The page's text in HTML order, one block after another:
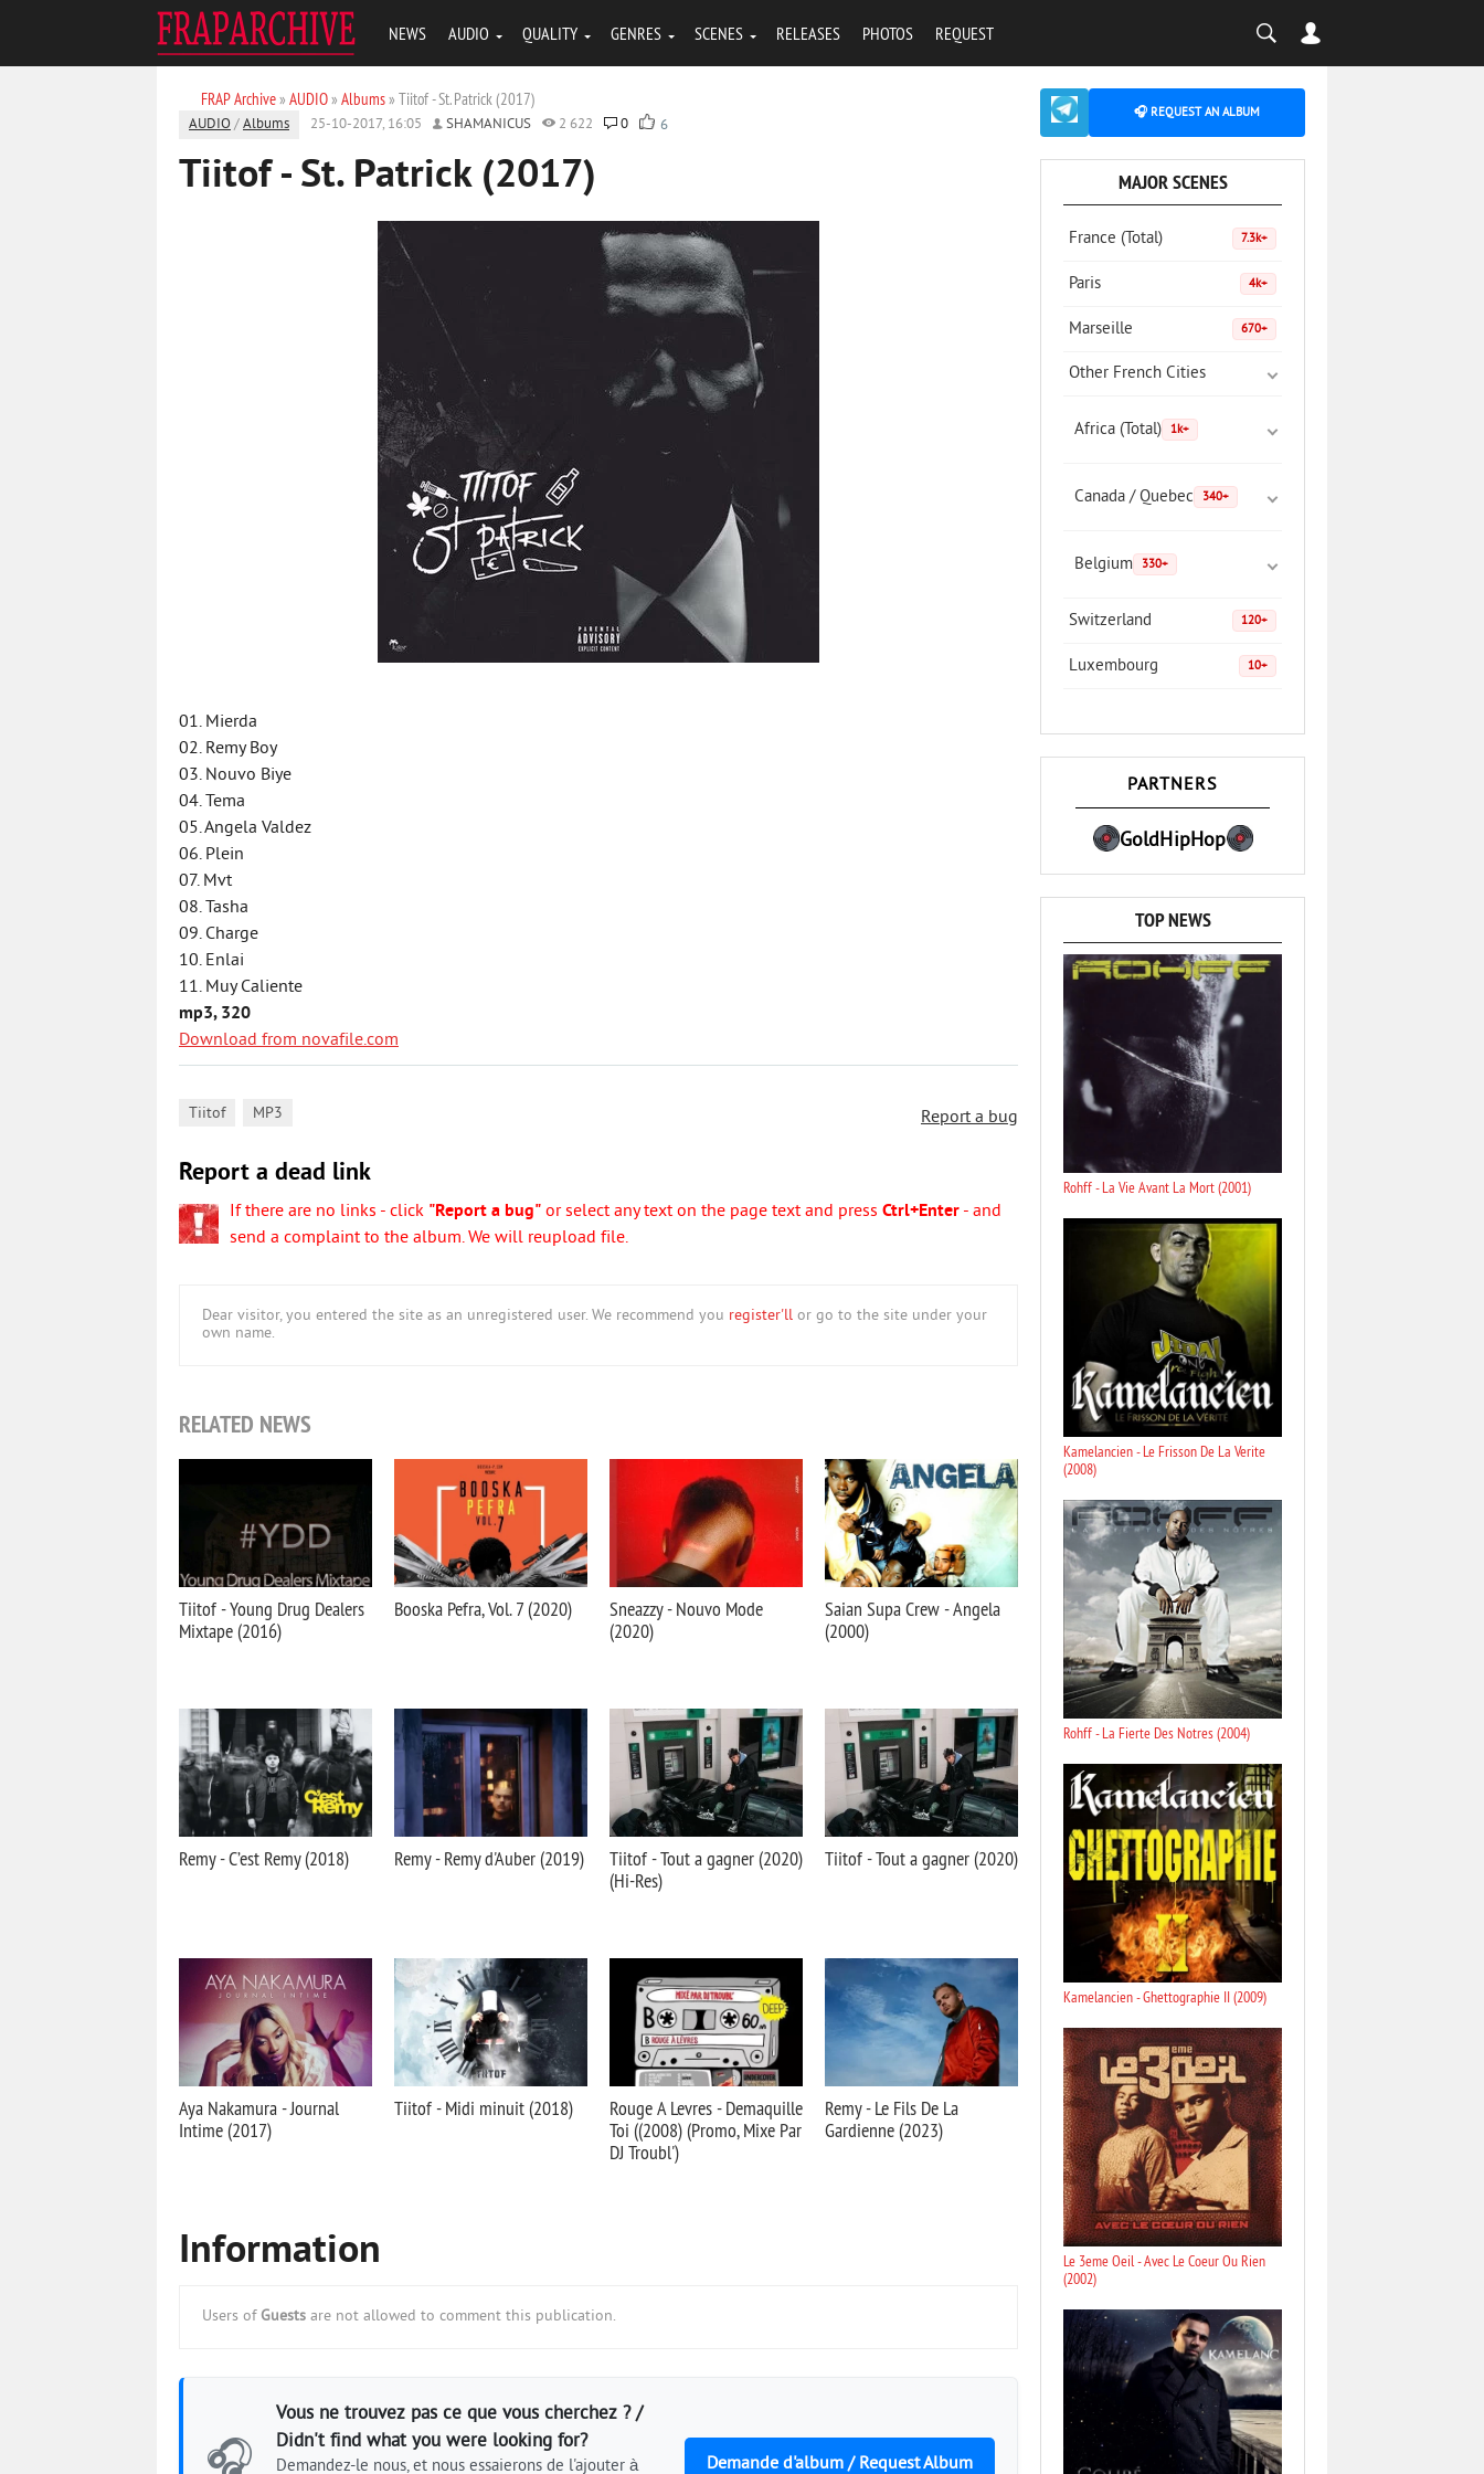
NEWS AUDIO QUALITY GENRES SCENES RELEASES PHOTOS REQUEST
FRAP Archive» AUDIO» Albums» Tiitof - St. Patrick (2017)
AUDIO /Albums 25-10-2017, 16:05 SHAMANICUS 2 622 0 6
Tiitof - St. Patrick (2017)
01. Mierda
02. Remy Boy
03. Nouvo Biye
04. Tema
05. Angela Valdez
06. Plein
07. Mvt
08. Tasha
09. Charge
10. Enlai
11. Muy Caliente
mp3, 320
Download from novafile.com
Report a bug
Tiitof MP3
Report a dead link
If there are no links - click "Report a bug" or select any text on the page text and press Ctrl+Enter - and
send a complaint to the album. We will reupload file.
Dear visitor, you entered the site as an unregistered user. We recommend you register'll or go to the site under your
own name.
RELATED NEWS
Tiitof - Young Drug Dealers
Mixtape (2016)
Booska Pefra, Vol. 7 (2020)
Sneazzy - Nouvo Mode
(2020)
Saian Supa Crew - Angela
(2000)
Remy - C’est Remy (2018) Remy - Remy d'Auber (2019)
Tiitof - Tout a gagner (2020)
(Hi-Res)
Tiitof - Tout a gagner (2020)
Aya Nakamura - Journal
Intime (2017)
Tiitof - Midi minuit (2018)
Rouge A Levres - Demaquille
Toi ((2008) (Promo, Mixe Par
DJ Troubl')
Remy - Le Fils De La
Gardienne (2023)
Information
Users of Guests are not allowed to comment this publication.
Vous ne trouvez pas ce que vous cherchez ? /
Didn't find what you were looking for?
Demandez-le nous, et nous essaierons de l'ajouter à
Demande d'album / Request Album
🎧 REQUEST AN ALBUM
MAJOR SCENES
France (Total) 7.3k+
Paris 4k+
Marseille 670+
Other French Cities
Africa (Total) 1k+
Canada / Quebec 340+
Belgium 330+
Switzerland 120+
Luxembourg 10+
PARTNERS
GoldHipHop
TOP NEWS
Rohff - La Vie Avant La Mort (2001)
Kamelancien - Le Frisson De La Verite
(2008)
Rohff - La Fierte Des Notres (2004)
Kamelancien - Ghettographie II (2009)
Le 3eme Oeil - Avec Le Coeur Ou Rien
(2002)